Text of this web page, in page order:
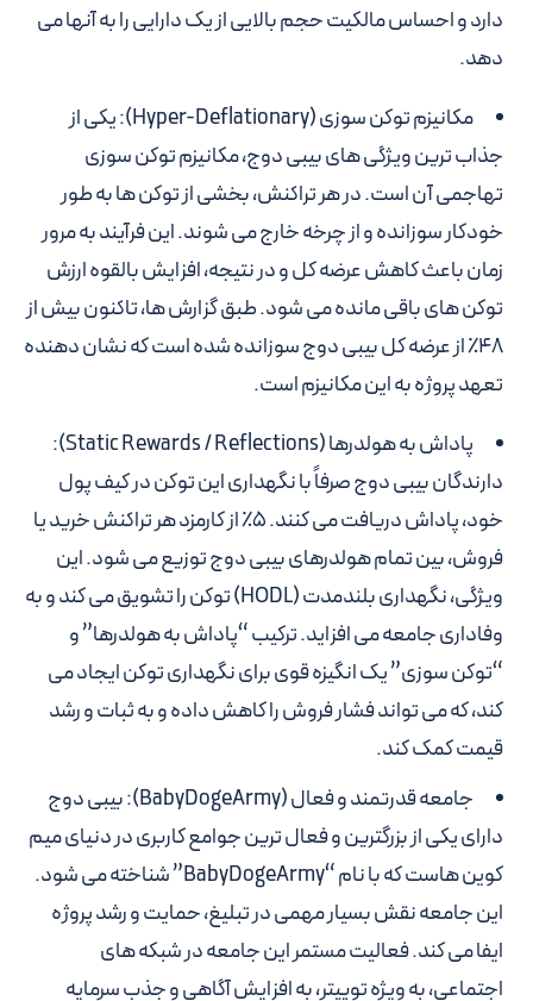
دارد و احساس مالکیت حجم بالایی از یک دارایی را به آنها می
دهد.
مکانیزم توکن سوزی (Hyper-Deflationary):
یکی از
جذاب ترین ویژگی های بیبی دوج، مکانیزم توکن سوزی
تهاجمی آن است. در هر تراکنش، بخشی از توکن ها به طور
خودکار سوزانده و از چرخه خارج می شوند. این فرآیند به مرور
زمان باعث کاهش عرضه کل و در نتیجه، افزایش بالقوه ارزش
توکن های باقی مانده می شود. طبق گزارش ها، تاکنون بیش از
۴۸٪ از عرضه کل بیبی دوج سوزانده شده است که نشان دهنده
تعهد پروژه به این مکانیزم است.
پاداش به هولدرها (Static Rewards / Reflections):
دارندگان بیبی دوج صرفاً با نگهداری این توکن در کیف پول
خود، پاداش دریافت می کنند. ۵٪ از کارمزد هر تراکنش خرید یا
فروش، بین تمام هولدرهای بیبی دوج توزیع می شود. این
ویژگی، نگهداری بلندمدت (HODL) توکن را تشویق می کند و به
وفاداری جامعه می افزاید. ترکیب “پاداش به هولدرها” و
“توکن سوزی” یک انگیزه قوی برای نگهداری توکن ایجاد می
کند، که می تواند فشار فروش را کاهش داده و به ثبات و رشد
قیمت کمک کند.
جامعه قدرتمند و فعال (BabyDogeArmy):
بیبی دوج
دارای یکی از بزرگترین و فعال ترین جوامع کاربری در دنیای میم
کوین هاست که با نام “BabyDogeArmy” شناخته می شود.
این جامعه نقش بسیار مهمی در تبلیغ، حمایت و رشد پروژه
ایفا می کند. فعالیت مستمر این جامعه در شبکه های
اجتماعی، به ویژه توییتر، به افزایش آگاهی و جذب سرمایه